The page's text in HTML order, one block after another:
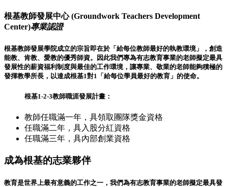
根基教師發展中心 (Groundwork Teachers Development
Center)專業認證
根基教師發展學院成立的宗旨即在於「給每位教師最好的執教環境」，創造
能教、肯教、愛教的優秀師資。因此我們專為有志教育事業的老師擬定最具
發展性的薪資福利制度與最佳的工作環境，讓專業、敬業的老師能夠積極的
發揮教學所長，以達成根基1對1「給每位學員最好的教育」的使命。
根基1-2-3教師職涯發展計畫：
教師任職滿一年，具領取團隊獎金資格
任職滿二年，具入股分紅資格
任職滿三年，具內部創業資格
成為根基的志業夥伴
教育是世界上最有意義的工作之一，我們為有志教育事業的老師擬定最具發